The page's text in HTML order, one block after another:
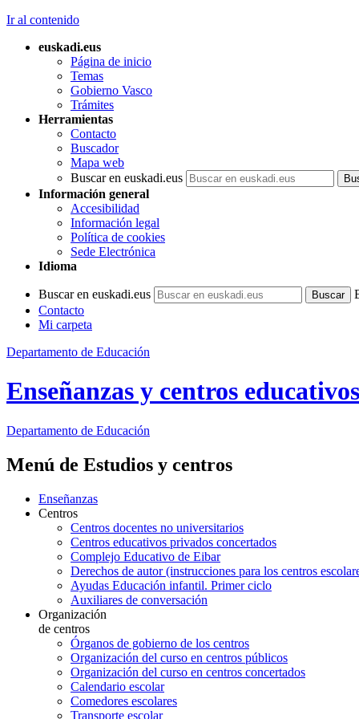
Ir al contenido
euskadi.eus
Página de inicio
Temas
Gobierno Vasco
Trámites
Herramientas
Contacto
Buscador
Mapa web
Buscar en euskadi.eus
Información general
Accesibilidad
Información legal
Política de cookies
Sede Electrónica
Idioma
Buscar en euskadi.eus
Contacto
Mi carpeta
Departamento de Educación
Enseñanzas y centros educativos
Departamento de Educación
Menú de Estudios y centros
Enseñanzas
Centros
Centros docentes no universitarios
Centros educativos privados concertados
Complejo Educativo de Eibar
Derechos de autor (instrucciones para los centros
Ayudas Educación infantil. Primer ciclo
Auxiliares de conversación
Organización
de centros
Órganos de gobierno de los centros
Organización del curso en centros públicos
Organización del curso en centros concertados
Calendario escolar
Comedores escolares
Transporte escolar